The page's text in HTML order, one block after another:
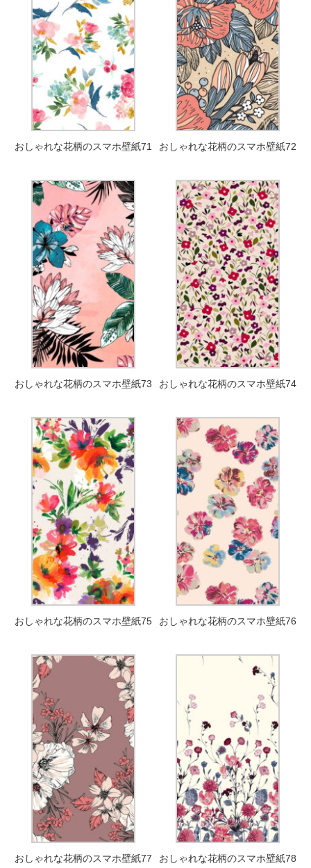
おしゃれな花柄のスマホ壁紙71 おしゃれな花柄のスマホ壁紙72
おしゃれな花柄のスマホ壁紙73 おしゃれな花柄のスマホ壁紙74
おしゃれな花柄のスマホ壁紙75 おしゃれな花柄のスマホ壁紙76
おしゃれな花柄のスマホ壁紙77 おしゃれな花柄のスマホ壁紙78